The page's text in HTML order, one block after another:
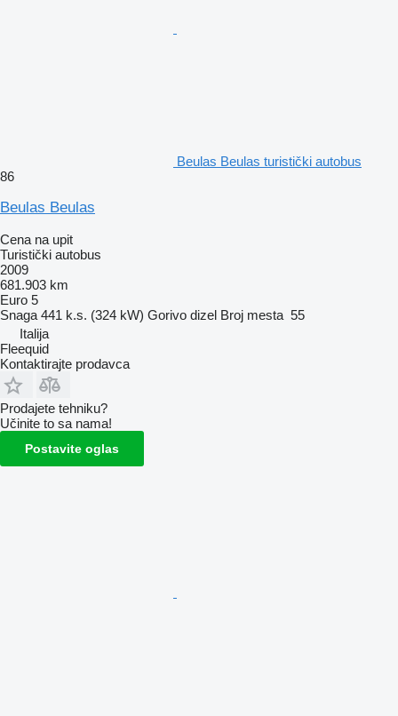
Beulas Beulas turistički autobus
86
Beulas Beulas
Cena na upit
Turistički autobus
2009
681.903 km
Euro 5
Snaga 441 k.s. (324 kW) Gorivo dizel Broj mesta 55
Italija
Fleequid
Kontaktirajte prodavca
Prodajete tehniku?
Učinite to sa nama!
Postavite oglas